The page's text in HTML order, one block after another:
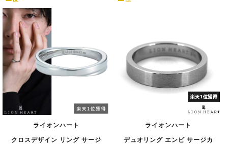
ライオンハート
クロスデザイン リング サージ
ライオンハート
デュオリング エンビ サージカ